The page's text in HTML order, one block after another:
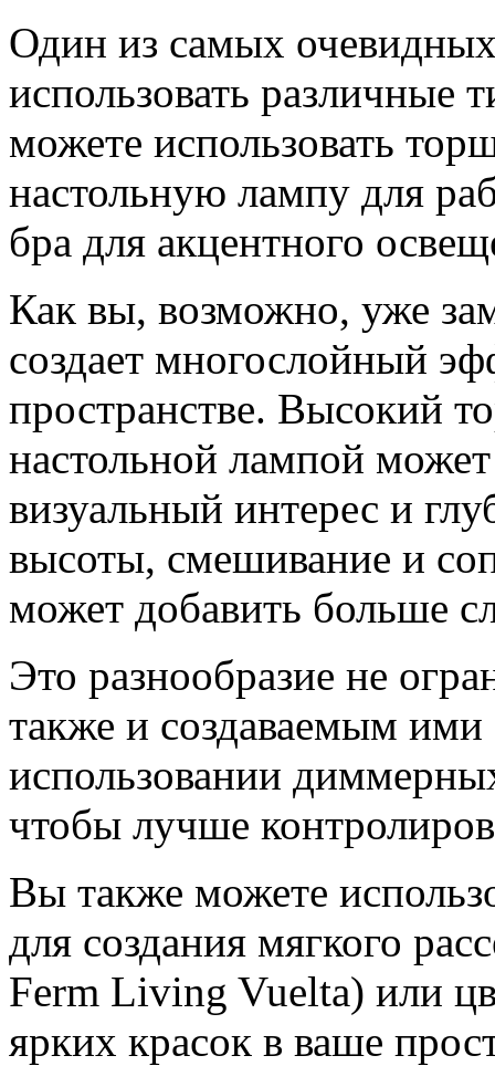
Один из самых
использовать
можете использовать
настольную лампу для
бра для акцентного
Как вы, возможно, уже
создает многослойный
пространстве. Высокий
настольной лампой
визуальный интерес и
высоты, смешивание и
может добавить больше
Это разнообразие не
также и создаваемым
использовании
чтобы лучше
Вы также можете
для создания мягкого
Ferm Living Vuelta) или
ярких красок в ваше